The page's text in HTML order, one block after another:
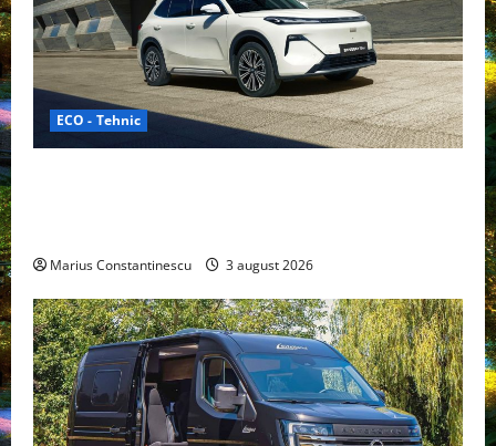
ECO - Tehnic
Marius Constantinescu 3 august 2026